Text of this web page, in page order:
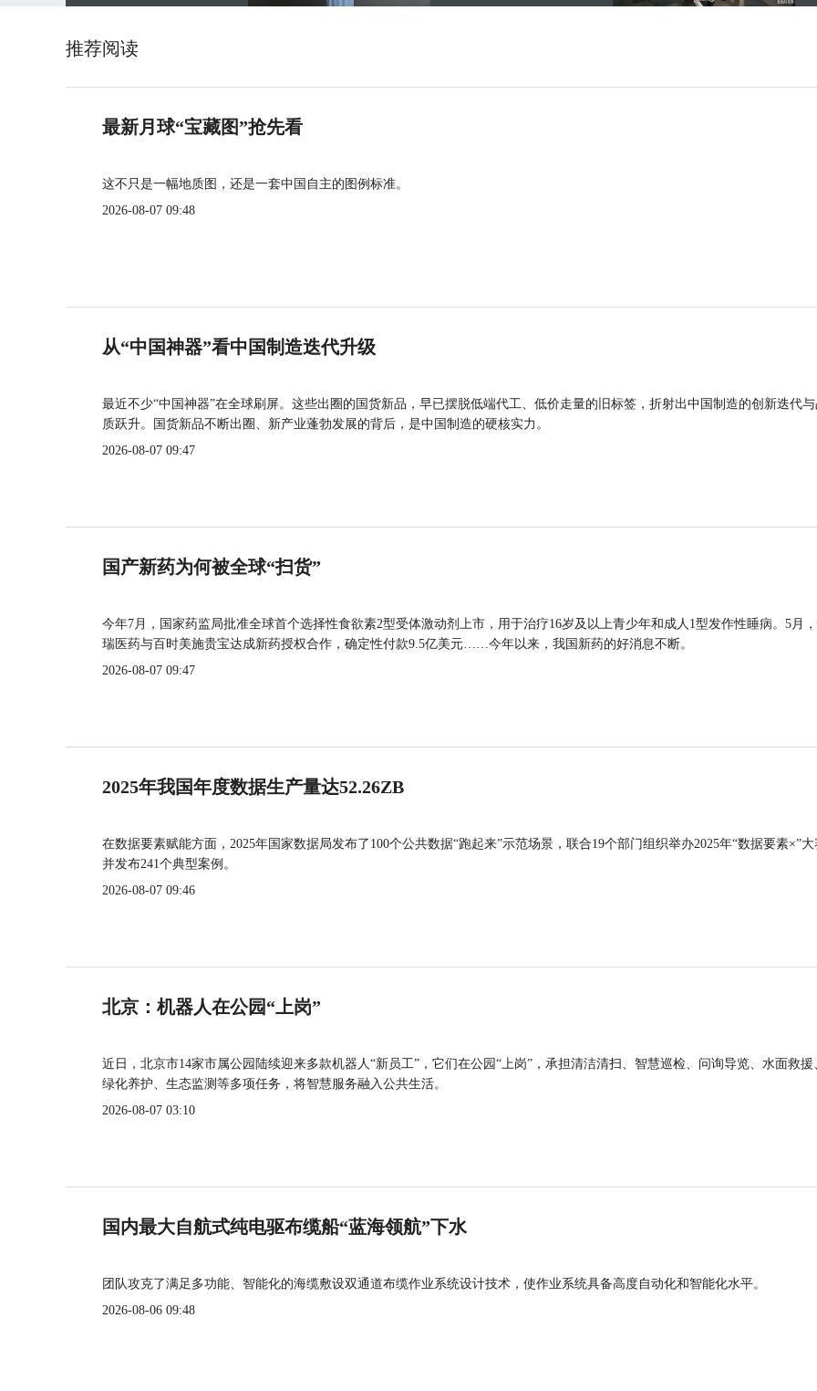
推荐阅读
最新月球“宝藏图”抢先看
这不只是一幅地质图，还是一套中国自主的图例标准。
2026-08-07 09:48
从“中国神器”看中国制造迭代升级
最近不少“中国神器”在全球刷屏。这些出圈的国货新品，早已摆脱低端代工、低价走量的旧标签，折射出中国制造的创新迭代
质跃升。国货新品不断出圈、新产业蓬勃发展的背后，是中国制造的硬核实力。
2026-08-07 09:47
国产新药为何被全球“扫货”
今年7月，国家药监局批准全球首个选择性食欲素2型受体激动剂上市，用于治疗16岁及以上青少年和成人1型发作性睡病。5月
瑞医药与百时美施贵宝达成新药授权合作，确定性付款9.5亿美元……今年以来，我国新药的好消息不断。
2026-08-07 09:47
2025年我国年度数据生产量达52.26ZB
在数据要素赋能方面，2025年国家数据局发布了100个公共数据“跑起来”示范场景，联合19个部门组织举办2025年“数据要素×”大
并发布241个典型案例。
2026-08-07 09:46
北京：机器人在公园“上岗”
近日，北京市14家市属公园陆续迎来多款机器人“新员工”，它们在公园“上岗”，承担清洁清扫、智慧巡检、问询导览、水面救援
绿化养护、生态监测等多项任务，将智慧服务融入公共生活。
2026-08-07 03:10
国内最大自航式纯电驱布缆船“蓝海领航”下水
团队攻克了满足多功能、智能化的海缆敷设双通道布缆作业系统设计技术，使作业系统具备高度自动化和智能化水平。
2026-08-06 09:48